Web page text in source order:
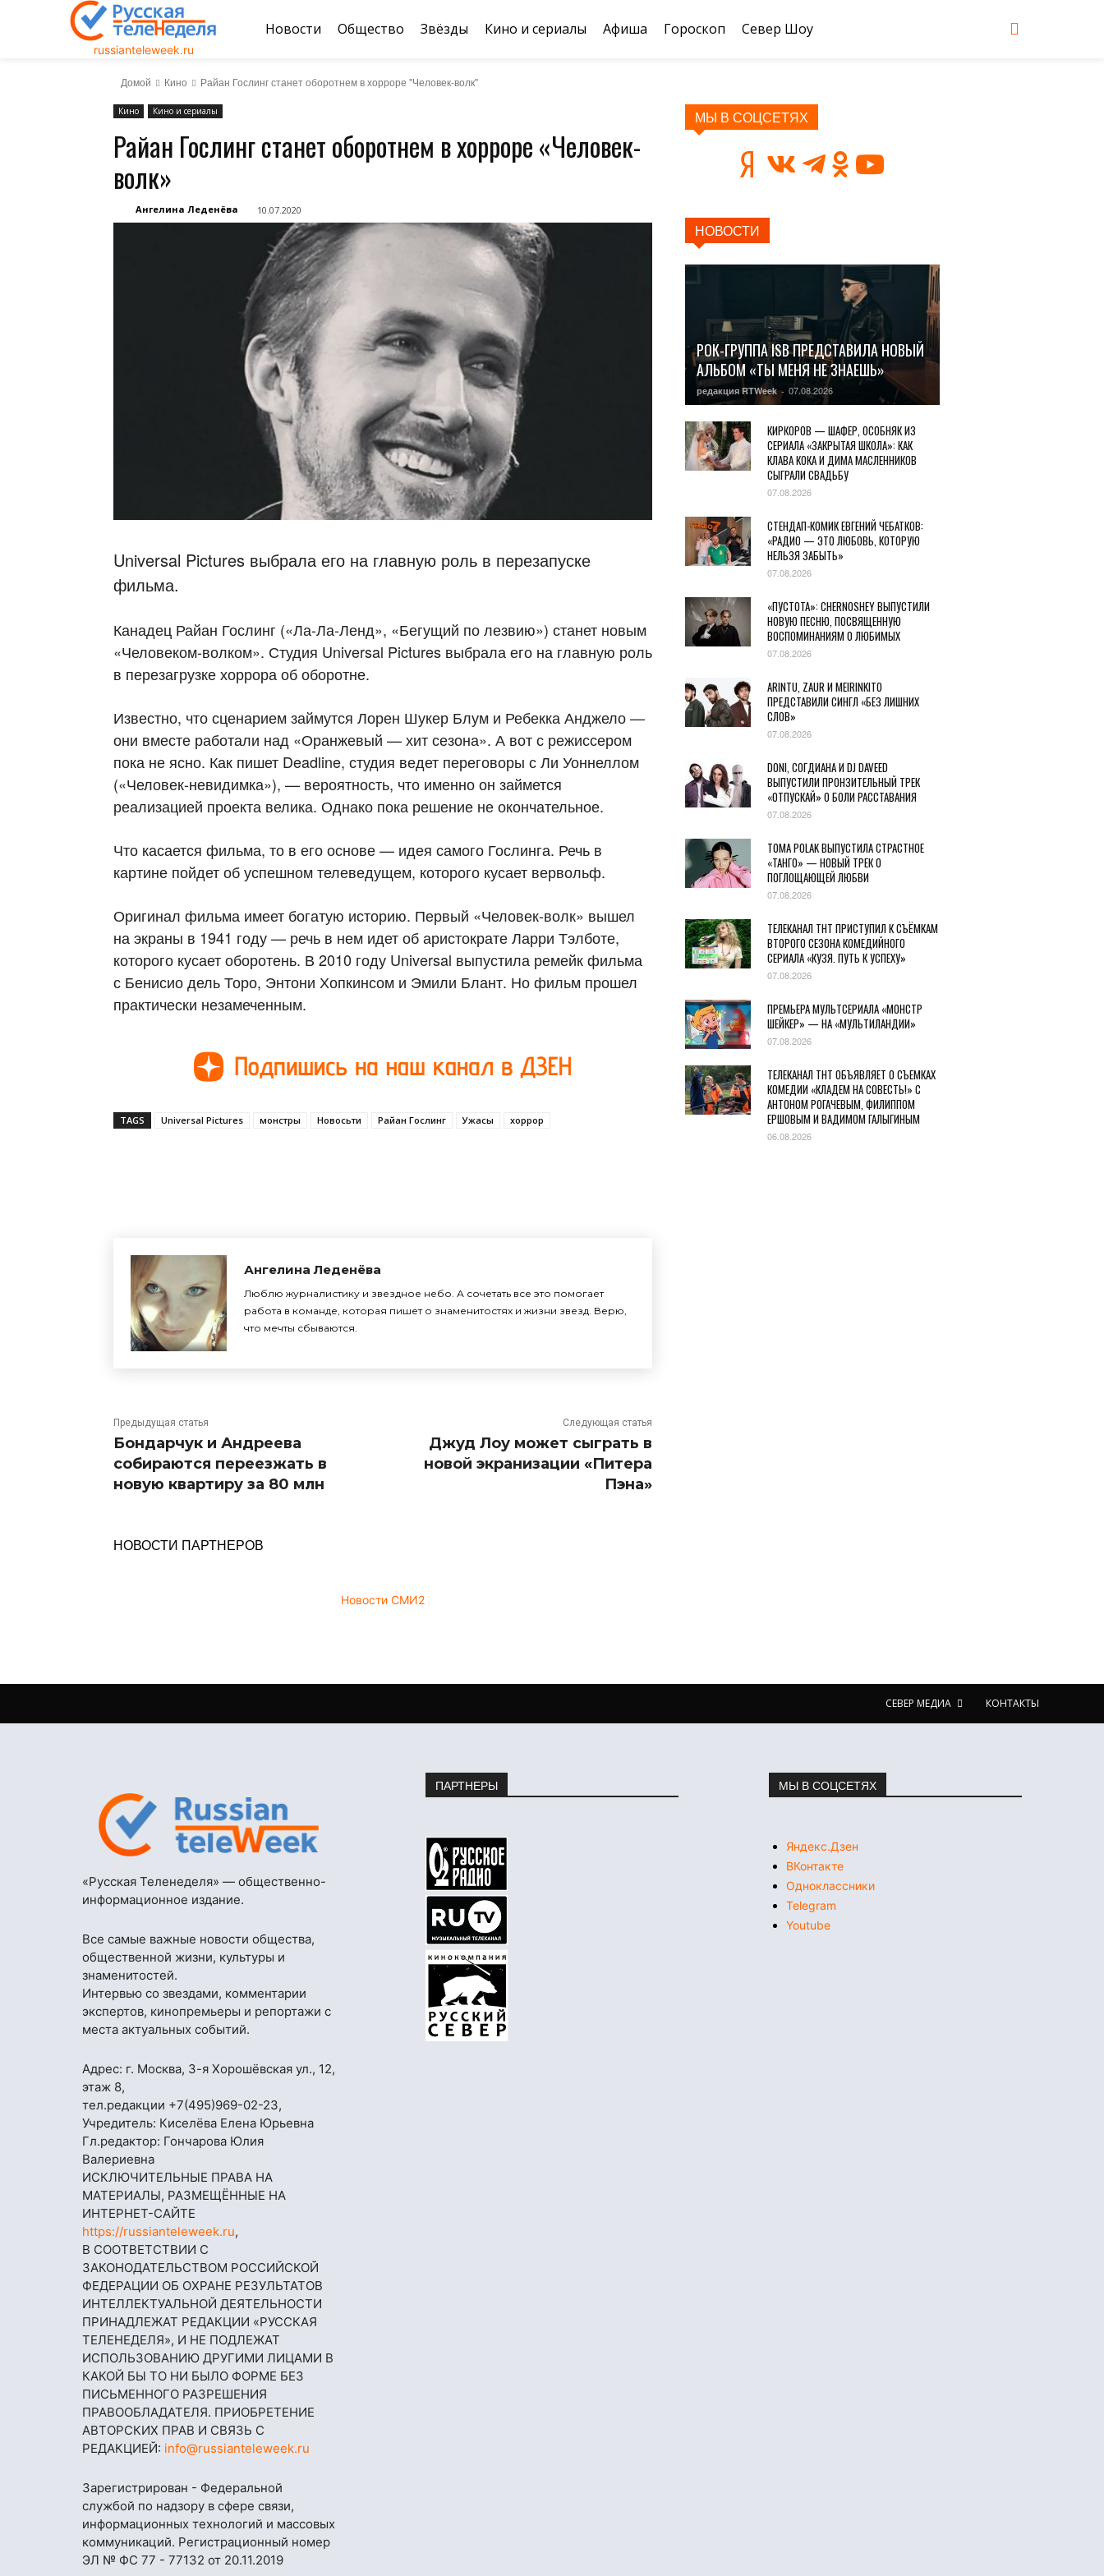
russianteleweek.ru
Новости Общество Звёзды Кино и сериалы Афиша Гороскоп Север Шоу
Домой Кино Райан Гослинг станет оборотнем в хорроре "Человек-волк"
Кино Кино и сериалы
Райан Гослинг станет оборотнем в хорроре «Человек-
волк»
Ангелина Леденёва 10.07.2020
Universal Pictures выбрала его на главную роль в перезапуске
фильма.
Канадец Райан Гослинг («Ла-Ла-Ленд», «Бегущий по лезвию») станет новым
«Человеком-волком». Студия Universal Pictures выбрала его на главную роль
в перезагрузке хоррора об оборотне.
Известно, что сценарием займутся Лорен Шукер Блум и Ребекка Анджело —
они вместе работали над «Оранжевый — хит сезона». А вот с режиссером
пока не ясно. Как пишет Deadline, студия ведет переговоры с Ли Уоннеллом
(«Человек-невидимка»), — вероятность, что именно он займется
реализацией проекта велика. Однако пока решение не окончательное.
Что касается фильма, то в его основе — идея самого Гослинга. Речь в
картине пойдет об успешном телеведущем, которого кусает вервольф.
Оригинал фильма имеет богатую историю. Первый «Человек-волк» вышел
на экраны в 1941 году — речь в нем идет об аристократе Ларри Тэлботе,
которого кусает оборотень. В 2010 году Universal выпустила ремейк фильма
с Бенисио дель Торо, Энтони Хопкинсом и Эмили Блант. Но фильм прошел
практически незамеченным.
TAGS Universal Pictures монстры Новосьти Райан Гослинг Ужасы хоррор
Ангелина Леденёва
Люблю журналистику и звездное небо. А сочетать все это помогает
работа в команде, которая пишет о знаменитостях и жизни звезд. Верю,
что мечты сбываются.
Предыдущая статья
Бондарчук и Андреева
собираются переезжать в
новую квартиру за 80 млн
Следующая статья
Джуд Лоу может сыграть в
новой экранизации «Питера
Пэна»
НОВОСТИ ПАРТНЕРОВ
Новости СМИ2
МЫ В СОЦСЕТЯХ
НОВОСТИ
РОК-ГРУППА ISB ПРЕДСТАВИЛА НОВЫЙ
АЛЬБОМ «ТЫ МЕНЯ НЕ ЗНАЕШЬ»
редакция RTWeek - 07.08.2026
КИРКОРОВ — ШАФЕР, ОСОБНЯК ИЗ
СЕРИАЛА «ЗАКРЫТАЯ ШКОЛА»: КАК
КЛАВА КОКА И ДИМА МАСЛЕННИКОВ
СЫГРАЛИ СВАДЬБУ
07.08.2026
СТЕНДАП-КОМИК ЕВГЕНИЙ ЧЕБАТКОВ:
«РАДИО — ЭТО ЛЮБОВЬ, КОТОРУЮ
НЕЛЬЗЯ ЗАБЫТЬ»
07.08.2026
«ПУСТОТА»: CHERNOSHEY ВЫПУСТИЛИ
НОВУЮ ПЕСНЮ, ПОСВЯЩЕННУЮ
ВОСПОМИНАНИЯМ О ЛЮБИМЫХ
07.08.2026
ARINTU, ZAUR И MEIRINKITO
ПРЕДСТАВИЛИ СИНГЛ «БЕЗ ЛИШНИХ
СЛОВ»
07.08.2026
DONI, СОГДИАНА И DJ DAVEED
ВЫПУСТИЛИ ПРОНЗИТЕЛЬНЫЙ ТРЕК
«ОТПУСКАЙ» О БОЛИ РАССТАВАНИЯ
07.08.2026
TOMA POLAK ВЫПУСТИЛА СТРАСТНОЕ
«ТАНГО» — НОВЫЙ ТРЕК О
ПОГЛОЩАЮЩЕЙ ЛЮБВИ
07.08.2026
ТЕЛЕКАНАЛ ТНТ ПРИСТУПИЛ К СЪЁМКАМ
ВТОРОГО СЕЗОНА КОМЕДИЙНОГО
СЕРИАЛА «КУЗЯ. ПУТЬ К УСПЕХУ»
07.08.2026
ПРЕМЬЕРА МУЛЬТСЕРИАЛА «МОНСТР
ШЕЙКЕР» — НА «МУЛЬТИЛАНДИИ»
07.08.2026
ТЕЛЕКАНАЛ ТНТ ОБЪЯВЛЯЕТ О СЪЕМКАХ
КОМЕДИИ «КЛАДЕМ НА СОВЕСТЬ!» С
АНТОНОМ РОГАЧЕВЫМ, ФИЛИППОМ
ЕРШОВЫМ И ВАДИМОМ ГАЛЫГИНЫМ
06.08.2026
СЕВЕР МЕДИА КОНТАКТЫ
«Русская Теленеделя» — общественно-
информационное издание.
Все самые важные новости общества,
общественной жизни, культуры и
знаменитостей.
Интервью со звездами, комментарии
экспертов, кинопремьеры и репортажи с
места актуальных событий.
Адрес: г. Москва, 3-я Хорошёвская ул., 12,
этаж 8,
тел.редакции +7(495)969-02-23,
Учредитель: Киселёва Елена Юрьевна
Гл.редактор: Гончарова Юлия
Валериевна
ИСКЛЮЧИТЕЛЬНЫЕ ПРАВА НА
МАТЕРИАЛЫ, РАЗМЕЩЁННЫЕ НА
ИНТЕРНЕТ-САЙТЕ
https://russianteleweek.ru,
В СООТВЕТСТВИИ С
ЗАКОНОДАТЕЛЬСТВОМ РОССИЙСКОЙ
ФЕДЕРАЦИИ ОБ ОХРАНЕ РЕЗУЛЬТАТОВ
ИНТЕЛЛЕКТУАЛЬНОЙ ДЕЯТЕЛЬНОСТИ
ПРИНАДЛЕЖАТ РЕДАКЦИИ «РУССКАЯ
ТЕЛЕНЕДЕЛЯ», И НЕ ПОДЛЕЖАТ
ИСПОЛЬЗОВАНИЮ ДРУГИМИ ЛИЦАМИ В
КАКОЙ БЫ ТО НИ БЫЛО ФОРМЕ БЕЗ
ПИСЬМЕННОГО РАЗРЕШЕНИЯ
ПРАВООБЛАДАТЕЛЯ. ПРИОБРЕТЕНИЕ
АВТОРСКИХ ПРАВ И СВЯЗЬ С
РЕДАКЦИЕЙ: info@russianteleweek.ru
Зарегистрирован - Федеральной
службой по надзору в сфере связи,
информационных технологий и массовых
коммуникаций. Регистрационный номер
ЭЛ № ФС 77 - 77132 от 20.11.2019
ПАРТНЕРЫ МЫ В СОЦСЕТЯХ
Яндекс.Дзен
ВКонтакте
Одноклассники
Telegram
Youtube